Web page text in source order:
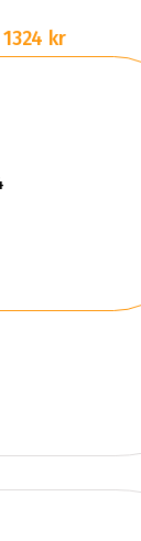
1324 kr